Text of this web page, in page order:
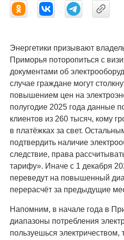
Энергетики призывают
Приморья поторопиться с
документами об
случае граждане могут
повышением цен на
полугодие 2025 года данные
клиентов из 260 тысяч, кому
в платёжках за свет.
подтвердить наличие
следствие, права
тарифу». Иначе с 1 декабря
переведут на повышенный
перерасчёт за предыдущие
Напомним, в начале года в
диапазоны потребления
пользуешься электричеством,